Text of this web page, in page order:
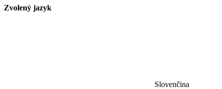
Zvolený jazyk
Slovenčina